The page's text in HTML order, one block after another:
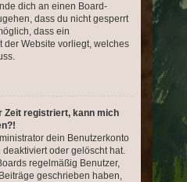
dich an einen Board-
dass du nicht gesperrt
dass ein
der Website vorliegt, welches
Zeit registriert, kann mich
dein Benutzerkonto
oder gelöscht hat.
regelmäßig Benutzer,
geschrieben haben,